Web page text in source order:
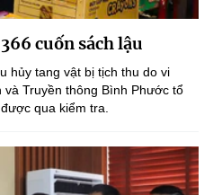
cuốn sách lậu
hủy tang vật bị tịch thu do vi
Truyền thông Bình Phước tổ
qua kiểm tra.